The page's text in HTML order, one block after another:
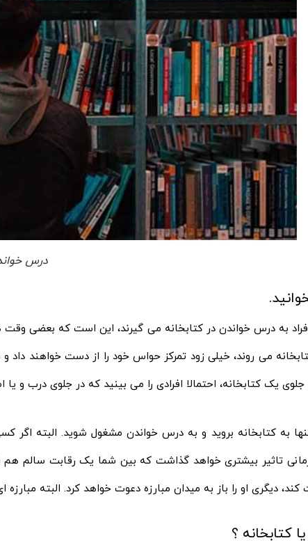
درس
به درس خواندن در کتابخانه می‌ گیرند، این است که بعضی وقت‌
می‌ روند، خیلی زود تمرکز حواس خود را از دست خواهند
یک کتابخانه، احتمالا افرادی را می‌ بینید که در جلوی درب و
به کتابخانه بروید و به درس خواندن مشغول شوید. البته اگر
تاثیر بیشتری خواهد گذاشت که بین شما یک رقابت سالم
کند، دیگری او را باز به میدان مبارزه دعوت خواهد کرد. البته
کتابخانه ؟